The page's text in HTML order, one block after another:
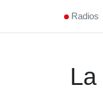
Radios